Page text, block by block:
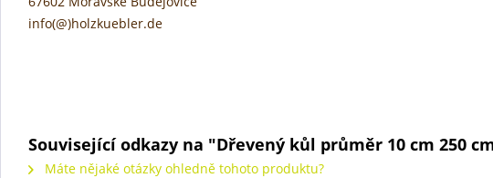
info(@)holzkuebler.de
Související odkazy na "Dřevený kůl průměr 10 cm 250
Máte nějaké otázky ohledně tohoto produktu?